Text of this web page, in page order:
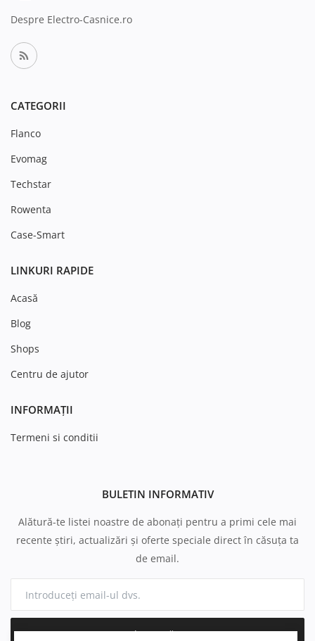
Despre Electro-Casnice.ro
CATEGORII
Flanco
Evomag
Techstar
Rowenta
Case-Smart
LINKURI RAPIDE
Acasă
Blog
Shops
Centru de ajutor
INFORMAȚII
Termeni si conditii
BULETIN INFORMATIV
Alătură-te listei noastre de abonați pentru a primi cele mai
recente știri, actualizări și oferte speciale direct în căsuța ta
de email.
Abonează-te